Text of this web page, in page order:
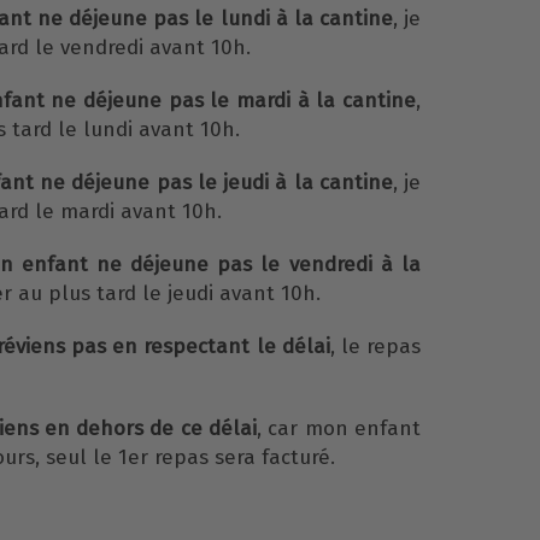
ne déjeune pas le lundi à la cantine, je
le vendredi avant 10h.
ne déjeune pas le mardi à la cantine,
tard le lundi avant 10h.
ne déjeune pas le jeudi à la cantine, je
le mardi avant 10h.
enfant ne déjeune pas le vendredi à la
au plus tard le jeudi avant 10h.
pas en respectant le délai, le repas
en dehors de ce délai, car mon enfant
seul le 1er repas sera facturé.